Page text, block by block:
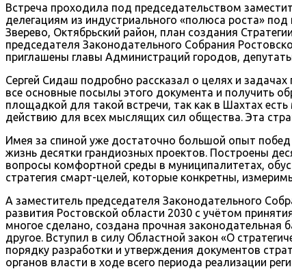
Встреча проходила под председательством
делегациям из индустриального «полюса роста»
Зверево, Октябрьский район, план создания
председателя Законодательного Собрания
приглашены главы Администраций городов,
Сергей Сидаш подробно рассказал о целях и
все основные посылы этого документа и получить
площадкой для такой встречи, так как в Шахтах
действию для всех мыслящих сил общества. Эта
Имея за спиной уже достаточно большой опыт
жизнь десятки грандиозных проектов. Построены
вопросы комфортной среды в муниципалитетах,
стратегия смарт-целей, которые конкретны,
А заместитель председателя Законодательного
развития Ростовской области 2030 с учётом
многое сделано, создана прочная законодательная
другое. Вступил в силу Областной закон «О
порядку разработки и утверждения документов
органов власти в ходе всего периода реализации